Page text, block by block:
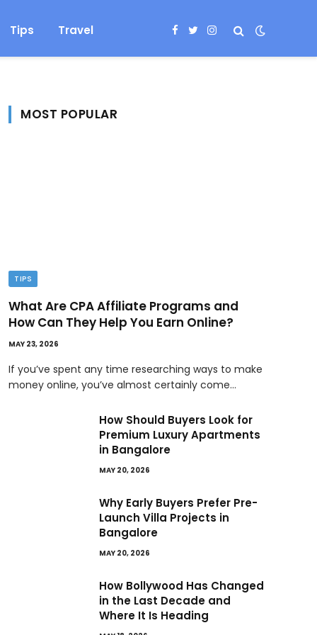
Tips Travel Facebook
TwitterInstagram
MOST POPULAR
TIPS
What Are CPA Affiliate Programs and
How Can They Help You Earn Online?
MAY 23, 2026
If you’ve spent any time researching ways to make
money online, you’ve almost certainly come…
How Should Buyers Look for
Premium Luxury Apartments
in Bangalore
MAY 20, 2026
Why Early Buyers Prefer Pre-
Launch Villa Projects in
Bangalore
MAY 20, 2026
How Bollywood Has Changed
in the Last Decade and
Where It Is Heading